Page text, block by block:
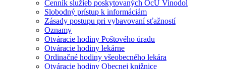
Cenník služieb poskytovaných OcÚ Vinodol
Slobodný prístup k informáciám
Zásady postupu pri vybavovaní sťažností
Oznamy
Otváracie hodiny Poštového úradu
Otváracie hodiny lekárne
Ordinačné hodiny všeobecného lekára
Otváracie hodiny Obecnej knižnice